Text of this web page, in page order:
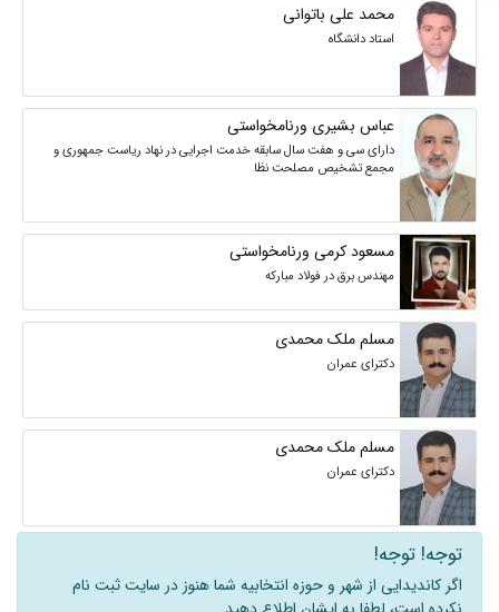
محمد علی باتوانی
استاد دانشگاه
عباس بشیری ورنامخواستی
دارای سی و هفت سال سابقه خدمت اجرایی در نهاد ریاست جمهوری و
مجمع تشخیص مصلحت نظا
مسعود کرمی ورنامخواستی
مهندس برق در فولاد مبارکه
مسلم ملک محمدی
دکترای عمران
مسلم ملک محمدی
دکترای عمران
توجه! توجه!
اگر کاندیدایی از شهر و حوزه انتخابیه شما هنوز در سایت ثبت نام